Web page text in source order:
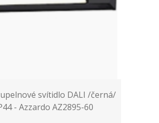
svítidlo DALI /černá/
- Azzardo AZ2895-60